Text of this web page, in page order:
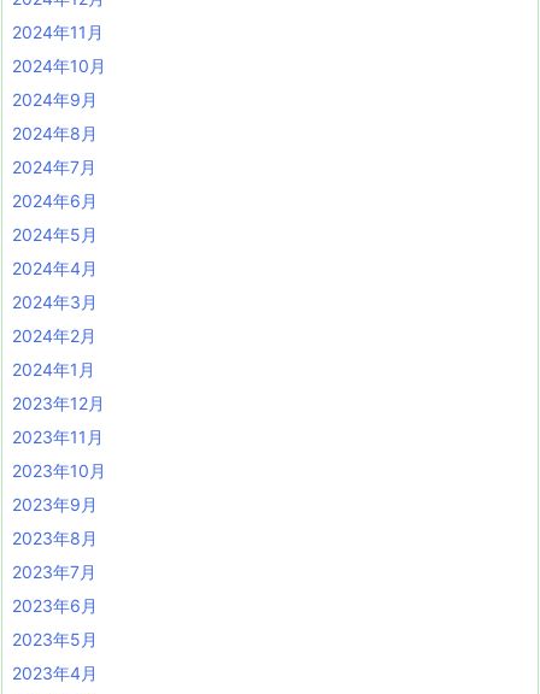
2024年11月
2024年10月
2024年9月
2024年8月
2024年7月
2024年6月
2024年5月
2024年4月
2024年3月
2024年2月
2024年1月
2023年12月
2023年11月
2023年10月
2023年9月
2023年8月
2023年7月
2023年6月
2023年5月
2023年4月